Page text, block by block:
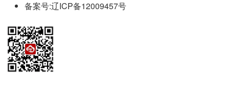
备案号:辽ICP备12009457号